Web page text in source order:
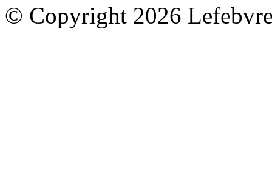
© Copyright 2026